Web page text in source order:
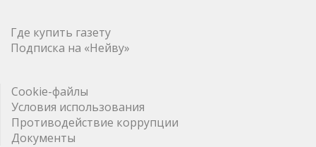
Где купить газету
Подписка на «Нейву»
Cookie-файлы
Условия использования
Противодействие коррупции
Документы